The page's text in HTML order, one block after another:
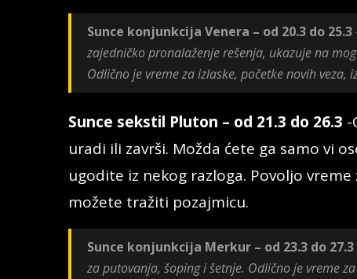
Sunce konjunkcija Venera – od 20.3 do 25.3
zajedničko pronalaženje rešenja, ukazuje na
Odlično je vreme za izlaske, početke novih veza,
Sunce sekstil Pluton – od 21.3 do 26.3 -
uradi ili završi. Možda ćete ga samo vi
ugodite iz nekog razloga. Povoljo
možete tražiti pozajmicu.
Sunce konjunkcija Merkur – od 23.3 do 27.3
za putovanja, šoping i šetnje. Odlično je vreme